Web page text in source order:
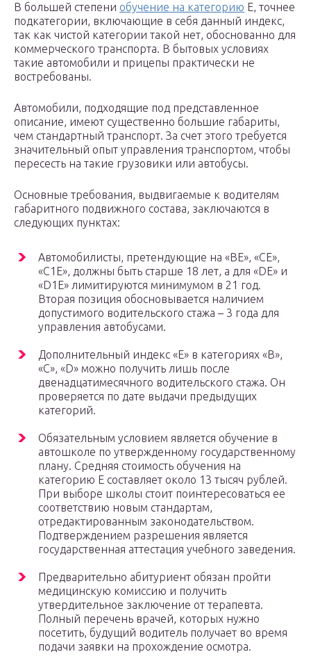
В большей степени обучение на категорию Е, точнее
подкатегории, включающие в себя данный индекс,
так как чистой категории такой нет, обоснованно для
коммерческого транспорта. В бытовых условиях
такие автомобили и прицепы практически не
востребованы.
Автомобили, подходящие под представленное
описание, имеют существенно большие габариты,
чем стандартный транспорт. За счет этого требуется
значительный опыт управления транспортом, чтобы
пересесть на такие грузовики или автобусы.
Основные требования, выдвигаемые к водителям
габаритного подвижного состава, заключаются в
следующих пунктах:
Автомобилисты, претендующие на «ВЕ», «СЕ»,
«С1Е», должны быть старше 18 лет, а для «DE» и
«D1E» лимитируются минимумом в 21 год.
Вторая позиция обосновывается наличием
допустимого водительского стажа – 3 года для
управления автобусами.
Дополнительный индекс «Е» в категориях «В»,
«С», «D» можно получить лишь после
двенадцатимесячного водительского стажа. Он
проверяется по дате выдачи предыдущих
категорий.
Обязательным условием является обучение в
автошколе по утвержденному государственному
плану. Средняя стоимость обучения на
категорию Е составляет около 13 тысяч рублей.
При выборе школы стоит поинтересоваться ее
соответствию новым стандартам,
отредактированным законодательством.
Подтверждением разрешения является
государственная аттестация учебного заведения.
Предварительно абитуриент обязан пройти
медицинскую комиссию и получить
утвердительное заключение от терапевта.
Полный перечень врачей, которых нужно
посетить, будущий водитель получает во время
подачи заявки на прохождение осмотра.